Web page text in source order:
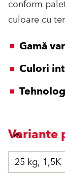
conform
culoare cu
Gamă
Culori
Variante
25 kg, 1,5K